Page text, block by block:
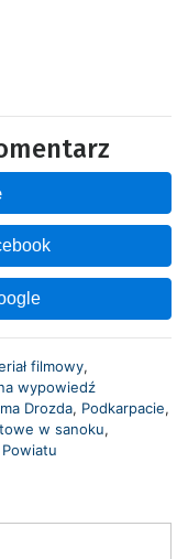
filmowy,
wypowiedź
Drozda, Podkarpacie,
w sanoku,